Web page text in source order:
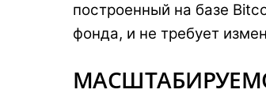
построенный на базе
фонда, и не требует